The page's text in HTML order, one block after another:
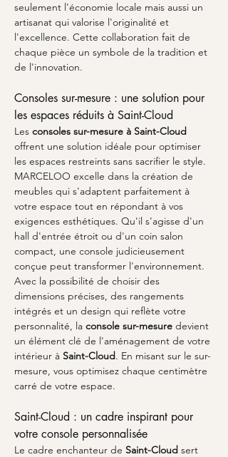
seulement l'économie locale mais aussi un
artisanat qui valorise l'originalité et
l'excellence. Cette collaboration fait de
chaque pièce un symbole de la tradition et
de l'innovation.
Consoles sur-mesure : une solution pour
les espaces réduits à Saint-Cloud
Les consoles sur-mesure à Saint-Cloud
offrent une solution idéale pour optimiser
les espaces restreints sans sacrifier le style.
MARCELOO excelle dans la création de
meubles qui s'adaptent parfaitement à
votre espace tout en répondant à vos
exigences esthétiques. Qu'il s'agisse d'un
hall d'entrée étroit ou d'un coin salon
compact, une console judicieusement
conçue peut transformer l'environnement.
Avec la possibilité de choisir des
dimensions précises, des rangements
intégrés et un design qui reflète votre
personnalité, la console sur-mesure devient
un élément clé de l'aménagement de votre
intérieur à Saint-Cloud. En misant sur le sur-
mesure, vous optimisez chaque centimètre
carré de votre espace.
Saint-Cloud : un cadre inspirant pour
votre console personnalisée
Le cadre enchanteur de Saint-Cloud sert